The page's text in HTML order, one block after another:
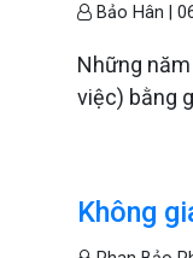
Bảo Hân |
Những
việc) bằng
Không